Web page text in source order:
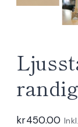
kr450.00